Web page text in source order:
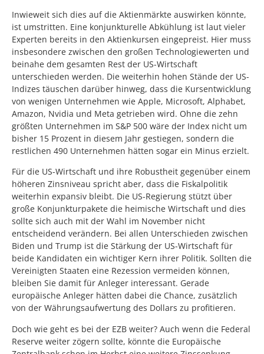
Inwieweit sich dies auf die Aktienmärkte auswirken könnte,
ist umstritten. Eine konjunkturelle Abkühlung ist laut vieler
Experten bereits in den Aktienkursen eingepreist. Hier muss
insbesondere zwischen den großen Technologiewerten und
beinahe dem gesamten Rest der US-Wirtschaft
unterschieden werden. Die weiterhin hohen Stände der US-
Indizes täuschen darüber hinweg, dass die Kursentwicklung
von wenigen Unternehmen wie Apple, Microsoft, Alphabet,
Amazon, Nvidia und Meta getrieben wird. Ohne die zehn
größten Unternehmen im S&P 500 wäre der Index nicht um
bisher 15 Prozent in diesem Jahr gestiegen, sondern die
restlichen 490 Unternehmen hätten sogar ein Minus erzielt.
Für die US-Wirtschaft und ihre Robustheit gegenüber einem
höheren Zinsniveau spricht aber, dass die Fiskalpolitik
weiterhin expansiv bleibt. Die US-Regierung stützt über
große Konjunkturpakete die heimische Wirtschaft und dies
sollte sich auch mit der Wahl im November nicht
entscheidend verändern. Bei allen Unterschieden zwischen
Biden und Trump ist die Stärkung der US-Wirtschaft für
beide Kandidaten ein wichtiger Kern ihrer Politik. Sollten die
Vereinigten Staaten eine Rezession vermeiden können,
bleiben Sie damit für Anleger interessant. Gerade
europäische Anleger hätten dabei die Chance, zusätzlich
von der Währungsaufwertung des Dollars zu profitieren.
Doch wie geht es bei der EZB weiter? Auch wenn die Federal
Reserve weiter zögern sollte, könnte die Europäische